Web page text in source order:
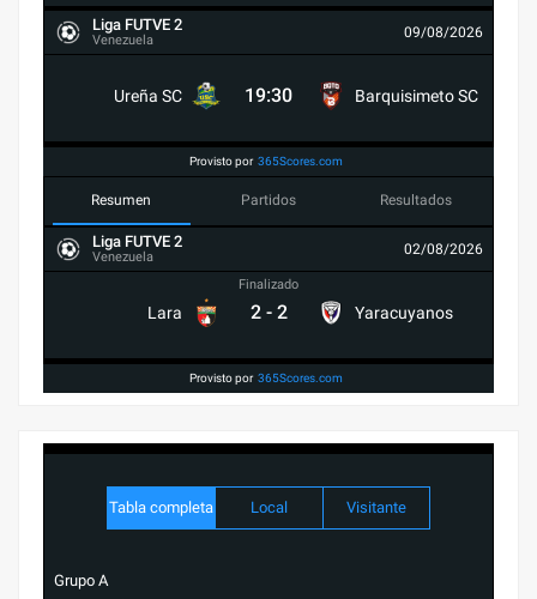
Liga FUTVE 2
Venezuela 09/08/2026
Ureña SC 19:30 Barquisimeto SC
Provisto por 365Scores.com
Resumen Partidos Resultados
Liga FUTVE 2
Venezuela 02/08/2026
Lara
Finalizado
2 - 2 Yaracuyanos
Provisto por 365Scores.com
Tabla completa Local Visitante
Grupo A